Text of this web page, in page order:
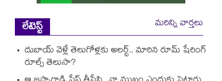
లేటెస్ట్
మరిన్ని వార్తలు
దుబాయ్ వెళ్లే తెలుగోళ్లకు అలర్ట్.. మారిన రూమ్ షేరింగ్‌
రూల్స్ తెలుసా?